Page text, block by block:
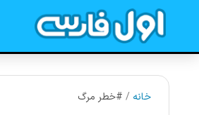
خانه / #خطر مرگ